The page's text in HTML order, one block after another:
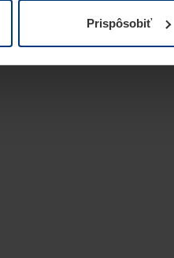
Prispôsobiť